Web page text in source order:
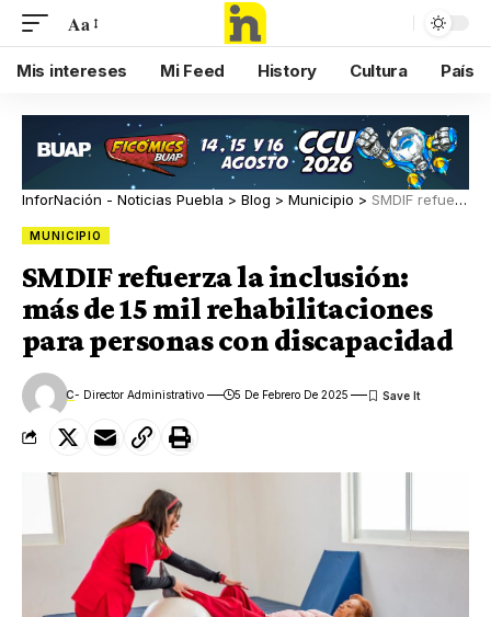
Aa
Mis intereses Mi Feed History Cultura País
InforNación - Noticias Puebla > Blog > Municipio > SMDIF refuerza la inclusión: más de 15 mil rehabilitaciones para personas con discapacidad
MUNICIPIO
SMDIF refuerza la inclusión:
más de 15 mil rehabilitaciones
para personas con discapacidad
C- Director Administrativo 5 De Febrero De 2025